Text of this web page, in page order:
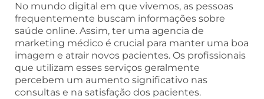
No mundo digital em que vivemos, as pessoas
frequentemente buscam informações sobre
saúde online. Assim, ter uma agencia de
marketing médico é crucial para manter uma boa
imagem e atrair novos pacientes. Os profissionais
que utilizam esses serviços geralmente
percebem um aumento significativo nas
consultas e na satisfação dos pacientes.